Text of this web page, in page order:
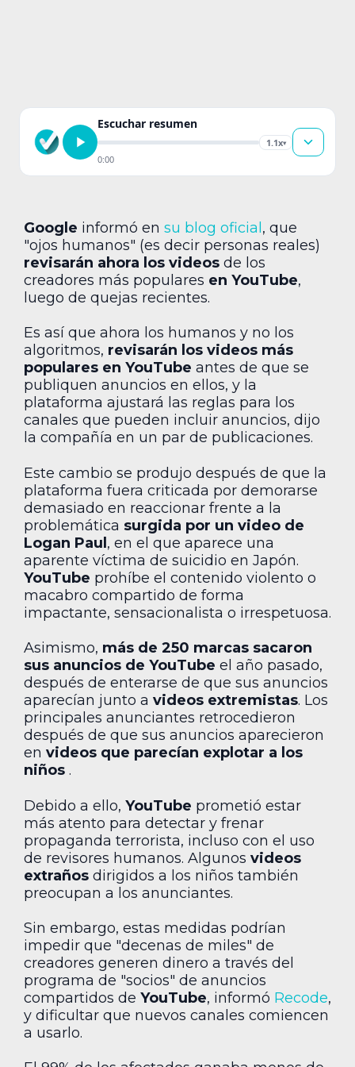
Escuchar resumen
1.1x▾
0:00
Google informó en su blog oficial , que
"ojos humanos" (es decir personas reales)
revisarán ahora los videos de los
creadores más populares en YouTube,
luego de quejas recientes.
Es así que ahora los humanos y no los
algoritmos, revisarán los videos más
populares en YouTube antes de que se
publiquen anuncios en ellos, y la
plataforma ajustará las reglas para los
canales que pueden incluir anuncios, dijo
la compañía en un par de publicaciones.
Este cambio se produjo después de que la
plataforma fuera criticada por demorarse
demasiado en reaccionar frente a la
problemática surgida por un video de
Logan Paul , en el que aparece una
aparente víctima de suicidio en Japón.
YouTube prohíbe el contenido violento o
macabro compartido de forma
impactante, sensacionalista o irrespetuosa.
Asimismo, más de 250 marcas sacaron
sus anuncios de YouTube el año pasado,
después de enterarse de que sus anuncios
aparecían junto a videos extremistas. Los
principales anunciantes retrocedieron
después de que sus anuncios aparecieron
en videos que parecían explotar a los
niños .
Debido a ello, YouTube prometió estar
más atento para detectar y frenar
propaganda terrorista, incluso con el uso
de revisores humanos. Algunos videos
extraños dirigidos a los niños también
preocupan a los anunciantes.
Sin embargo, estas medidas podrían
impedir que "decenas de miles" de
creadores generen dinero a través del
programa de "socios" de anuncios
compartidos de YouTube, informó Recode,
y dificultar que nuevos canales comiencen
a usarlo.